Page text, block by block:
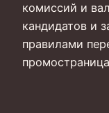
комиссий и
кандидатов и
правилами